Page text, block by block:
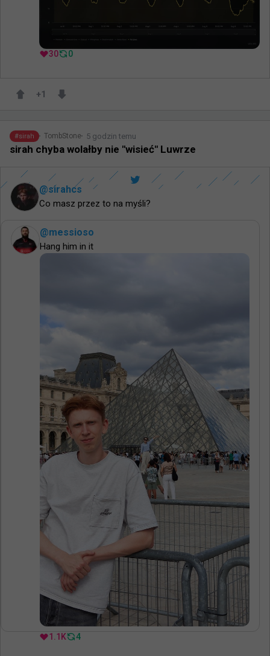
30 0
+1
#sirah TombStone 5 godzin temu
sirah chyba wolałby nie "wisieć" Luwrze
@sirahcs
Co masz przez to na myśli?
@messioso
Hang him in it
1.1K 4